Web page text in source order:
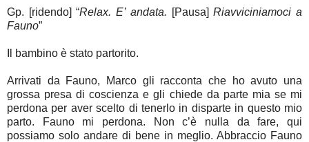
Gp. [ridendo] “Relax. E’ andata. [Pausa] Riavviciniamoci a
Fauno”
Il bambino è stato partorito.
Arrivati da Fauno, Marco gli racconta che ho avuto una
grossa presa di coscienza e gli chiede da parte mia se mi
perdona per aver scelto di tenerlo in disparte in questo mio
parto. Fauno mi perdona. Non c’è nulla da fare, qui
possiamo solo andare di bene in meglio. Abbraccio Fauno